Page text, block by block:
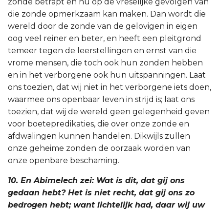
die zonde opmerkzaam kan maken. Dan wordt die
wereld door de zonde van de gelovigen in eigen
oog veel reiner en beter, en heeft een pleitgrond
temeer tegen de leerstellingen en ernst van die
vrome mensen, die toch ook hun zonden hebben
en in het verborgene ook hun uitspanningen. Laat
ons toezien, dat wij niet in het verborgene iets doen,
waarmee ons openbaar leven in strijd is; laat ons
toezien, dat wij de wereld geen gelegenheid geven
voor boetepredikaties, die over onze zonde en
afdwalingen kunnen handelen. Dikwijls zullen
onze geheime zonden de oorzaak worden van
onze openbare beschaming.
10. En Abimelech zei: Wat is dit, dat gij ons
gedaan hebt? Het is niet recht, dat gij ons zo
bedrogen hebt; want lichtelijk had, daar wij uw